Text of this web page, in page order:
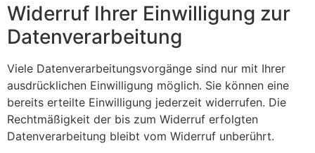
Widerruf Ihrer Einwilligung zur
Datenverarbeitung
Viele Datenverarbeitungsvorgänge sind nur mit Ihrer
ausdrücklichen Einwilligung möglich. Sie können eine
bereits erteilte Einwilligung jederzeit widerrufen. Die
Rechtmäßigkeit der bis zum Widerruf erfolgten
Datenverarbeitung bleibt vom Widerruf unberührt.